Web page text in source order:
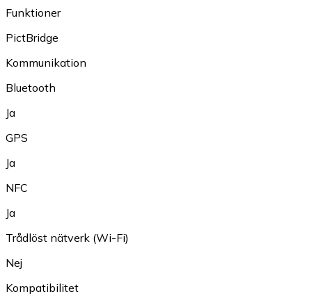
Funktioner
PictBridge
Kommunikation
Bluetooth
Ja
GPS
Ja
NFC
Ja
Trådlöst nätverk (Wi-Fi)
Nej
Kompatibilitet